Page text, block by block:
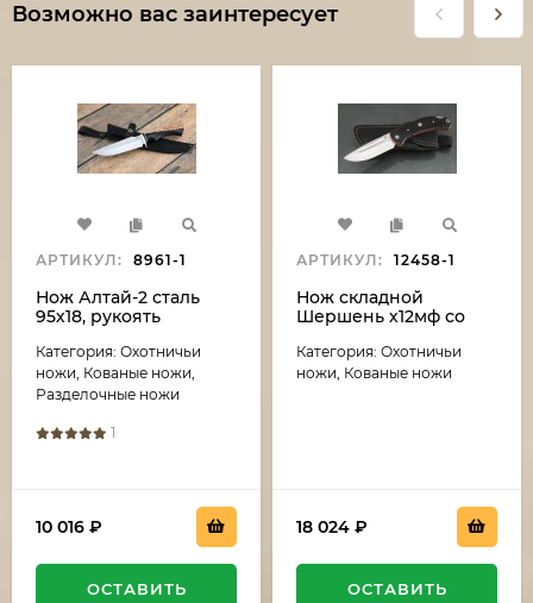
Возможно вас заинтересует
АРТИКУЛ: 8961-1
Нож Алтай-2 сталь
95х18, рукоять
акрил черный
Категория: Охотничьи
ножи, Кованые ножи,
Разделочные ножи
1
10 016 ₽
ОСТАВИТЬ
АРТИКУЛ: 12458-1
Нож складной
Шершень х12мф со
G10 черная с
оранжевым, клипса
Категория: Охотничьи
ножи, Кованые ножи
18 024 ₽
ОСТАВИТЬ